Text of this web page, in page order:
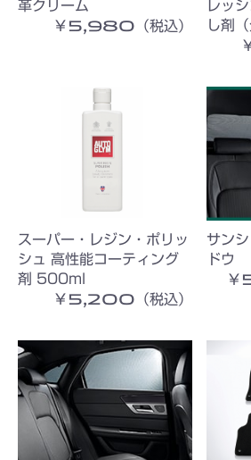
革クリーム
￥5,980（税込）
レッ
し剤（
スーパー・レジン・ポリッ
シュ 高性能コーティング
剤 500ml
￥5,200（税込）
サン
ドウ
￥